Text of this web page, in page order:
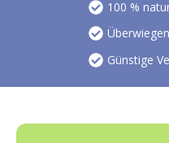
100 %
Günstige